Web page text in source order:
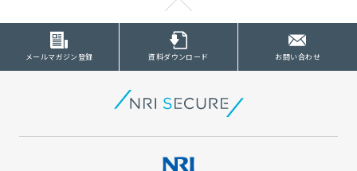
メールマガジン登録 資料ダウンロード お問い合わせ